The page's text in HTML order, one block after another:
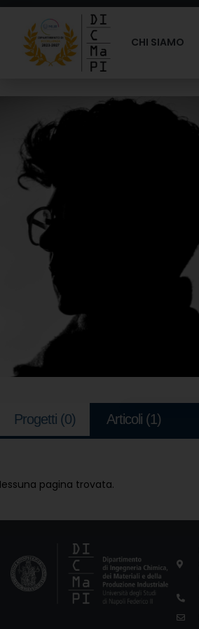
CHI SIAMO
Progetti (0) Articoli (1)
pagina trovata.